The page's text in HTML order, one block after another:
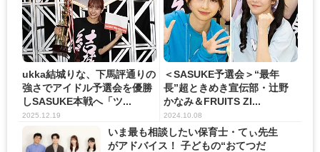
ukka結城りな、下馬評通りの
強さでアイドル予選会を優勝
しSASUKE本戦へ「ツ...
2025.12.19
＜SASUKE予選会＞“最年
長”超ときめき宣伝部・辻野
かなみ＆FRUITS ZI...
2024.10.08
いま最も相談したい保育士・てぃ先生
がアドバイス！ 子どもの“おてつだ